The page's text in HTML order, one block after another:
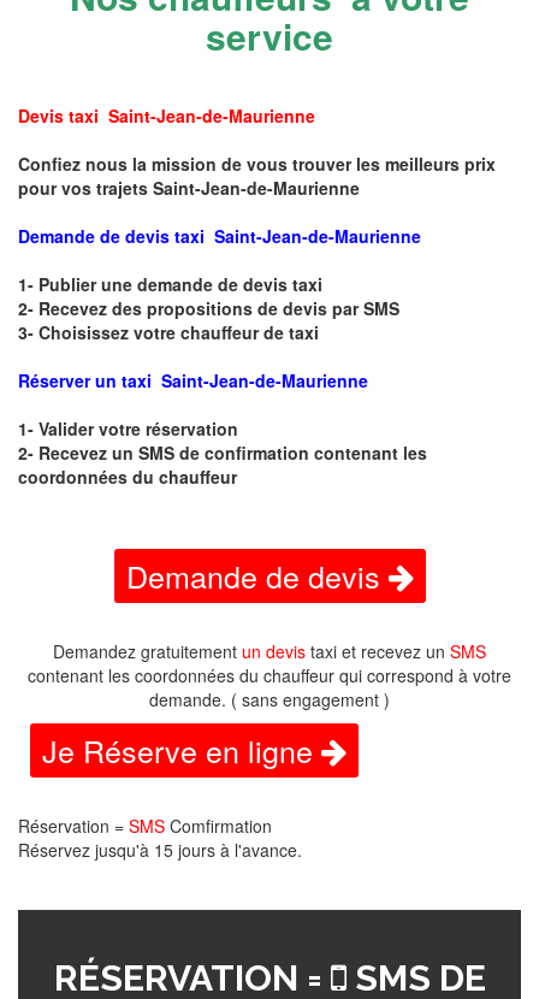
service
Devis taxi Saint-Jean-de-Maurienne
Confiez nous la mission de vous trouver les meilleurs prix
pour vos trajets Saint-Jean-de-Maurienne
Demande de devis taxi Saint-Jean-de-Maurienne
1- Publier une demande de devis taxi
2- Recevez des propositions de devis par SMS
3- Choisissez votre chauffeur de taxi
Réserver un taxi Saint-Jean-de-Maurienne
1- Valider votre réservation
2- Recevez un SMS de confirmation contenant les
coordonnées du chauffeur
Demande de devis
Demandez gratuitement un devis taxi et recevez un SMS
contenant les coordonnées du chauffeur qui correspond à votre
demande. ( sans engagement )
Je Réserve en ligne
Réservation = SMS Comfirmation
Réservez jusqu'à 15 jours à l'avance.
RÉSERVATION =
SMS DE